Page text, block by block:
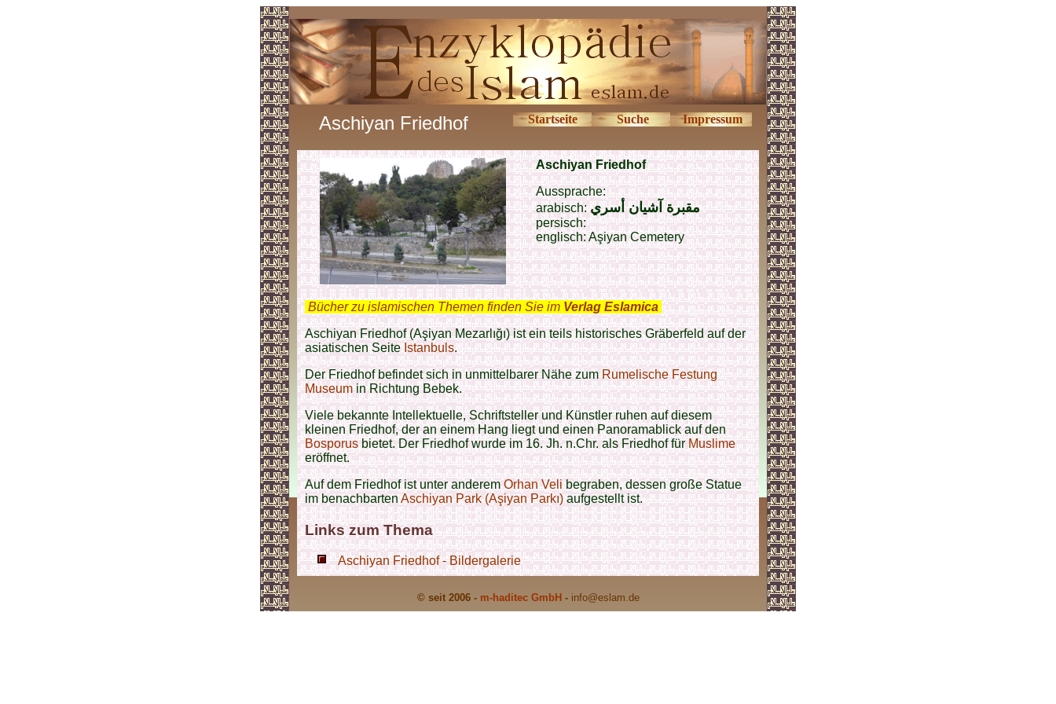
Aschiyan Friedhof Startseite Suche Impressum
Aschiyan Friedhof
Aussprache:
arabisch:مقبرة آشيان أسري
persisch:
englisch: Aşiyan Cemetery
Bücher zu islamischen Themen finden Sie im Verlag Eslamica
Aschiyan Friedhof (Aşiyan Mezarlığı) ist ein teils historisches Gräberfeld auf der
asiatischen SeiteIstanbuls.
Der Friedhof befindet sich in unmittelbarer Nähe zumRumelische Festung
Museumin Richtung Bebek.
Viele bekannte Intellektuelle, Schriftsteller und Künstler ruhen auf diesem
kleinen Friedhof, der an einem Hang liegt und einen Panoramablick auf den
Bosporusbietet. Der Friedhof wurde im 16. Jh. n.Chr. als Friedhof fürMuslime
eröffnet.
Auf dem Friedhof ist unter anderemOrhan Velibegraben, dessen große Statue
im benachbartenAschiyan Park (Aşiyan Parkı)aufgestellt ist.
Links zum Thema
Aschiyan Friedhof - Bildergalerie
© seit 2006 - m-haditec GmbH - info@eslam.de